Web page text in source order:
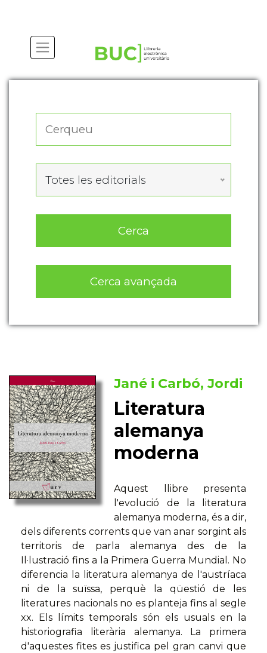
Totes les editorials
Cerca
Cerca avançada
Jané i Carbó, Jordi
Literatura
alemanya
moderna
Aquest llibre presenta
l'evolució de la literatura
alemanya moderna, és a dir,
dels diferents corrents que van anar sorgint als
territoris de parla alemanya des de la
Il·lustració fins a la Primera Guerra Mundial. No
diferencia la literatura alemanya de l'austríaca
ni de la suïssa, perquè la qüestió de les
literatures nacionals no es planteja fins al segle
xx. Els límits temporals són els usuals en la
historiografia literària alemanya. La primera
d'aquestes fites es justifica pel gran canvi que